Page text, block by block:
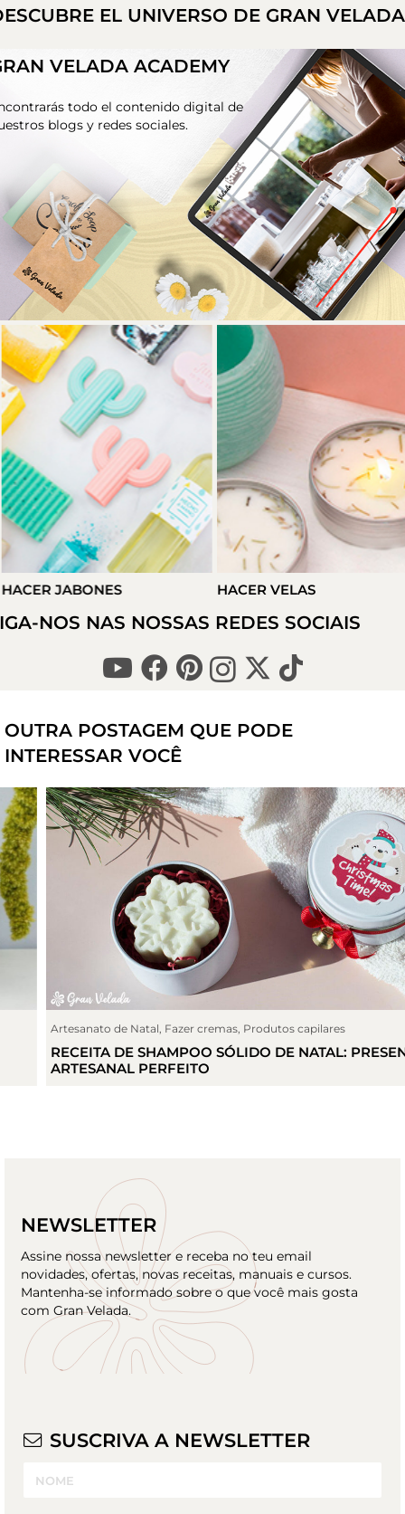
EL UNIVERSO DE GRAN VELADA
VELADA ACADEMY
todo el contenido digital de
blogs y redes sociales.
JABONES HACER VELAS
NOS NAS NOSSAS REDES SOCIAIS
OUTRA POSTAGEM QUE PODE
INTERESSAR VOCÊ
Artesanato de Natal,Fazer cremas ,Produtos capilares
RECEITA DE SHAMPOO SÓLIDO DE NATAL: PRESENTE
ARTESANAL PERFEITO
NEWSLETTER
Assine nossa newsletter e receba no teu email
novidades, ofertas, novas receitas, manuais e cursos.
Mantenha-se informado sobre o que você mais gosta
com Gran Velada.
SUSCRIVA A NEWSLETTER